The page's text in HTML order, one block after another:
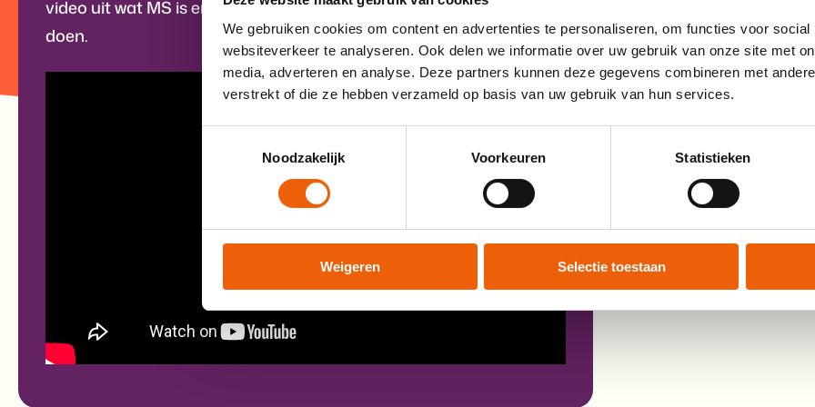
We gebruiken cookies om content en advertenties te personaliseren, om functies voor
websiteverkeer te analyseren. Ook delen we informatie over uw gebruik van onze site met
media, adverteren en analyse. Deze partners kunnen deze gegevens combineren met
verstrekt of die ze hebben verzameld op basis van uw gebruik van hun services.
Noodzakelijk
Voorkeuren Statistieken
Weigeren Selectie toestaan
video uit wat MS is en wat wij dankzij jouw gift voor mensen met MS
doen.